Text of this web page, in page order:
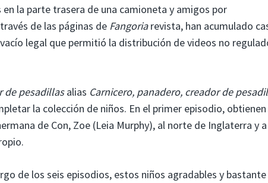
la parte trasera de una camioneta y amigos por
de las páginas de Fangoriarevista, han acumulado
legal que permitió la distribución de videos no
de pesadillasalias Carnicero, panadero, creador de
la colección de niños. En el primer episodio, obtienen
de Con, Zoe (Leia Murphy), al norte de Inglaterra y
de los seis episodios, estos niños agradables y bastante